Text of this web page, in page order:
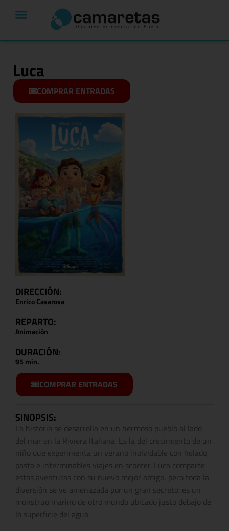
Luca
COMPRAR ENTRADAS
DIRECCIÓN:
Enrico Casarosa
REPARTO:
Animación
DURACIÓN:
95 min.
COMPRAR ENTRADAS
SINOPSIS:
La historia se desarrolla en un hermoso pueblo al lado
del mar en la Riviera Italiana. Es la del crecimiento de un
niño que experimenta un verano inolvidable con helado,
pasta e interminables viajes en scooter. Luca comparte
estas aventuras con su nuevo mejor amigo, pero toda la
diversión se ve amenazada por un gran secreto: es un
monstruo marino de otro mundo ubicado justo debajo de
la superficie del agua.